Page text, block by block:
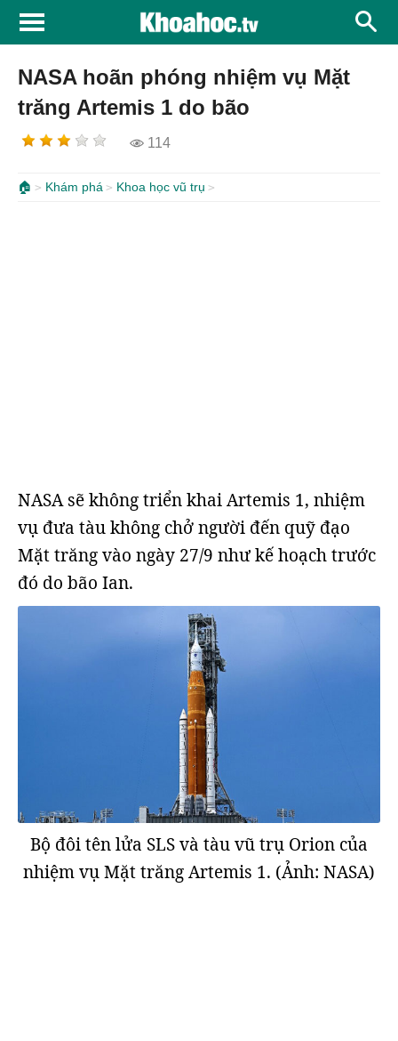
NASA hoãn phóng nhiệm vụ Mặt
trăng Artemis 1 do bão
114
🏠 Khám phá Khoa học vũ trụ
NASA sẽ không triển khai Artemis 1, nhiệm
vụ đưa tàu không chở người đến quỹ đạo
Mặt trăng vào ngày 27/9 như kế hoạch trước
đó do bão Ian.
Bộ đôi tên lửa SLS và tàu vũ trụ Orion của
nhiệm vụ Mặt trăng Artemis 1. (Ảnh: NASA)